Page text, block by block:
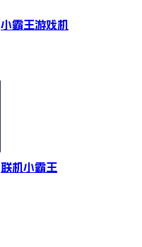
小霸王游戏机
联机小霸王